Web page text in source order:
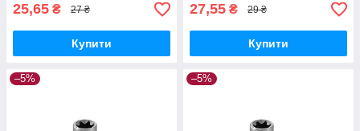
25,65 ₴ 27 ₴
Купити
27,55 ₴ 29 ₴
Купити
–5% –5%